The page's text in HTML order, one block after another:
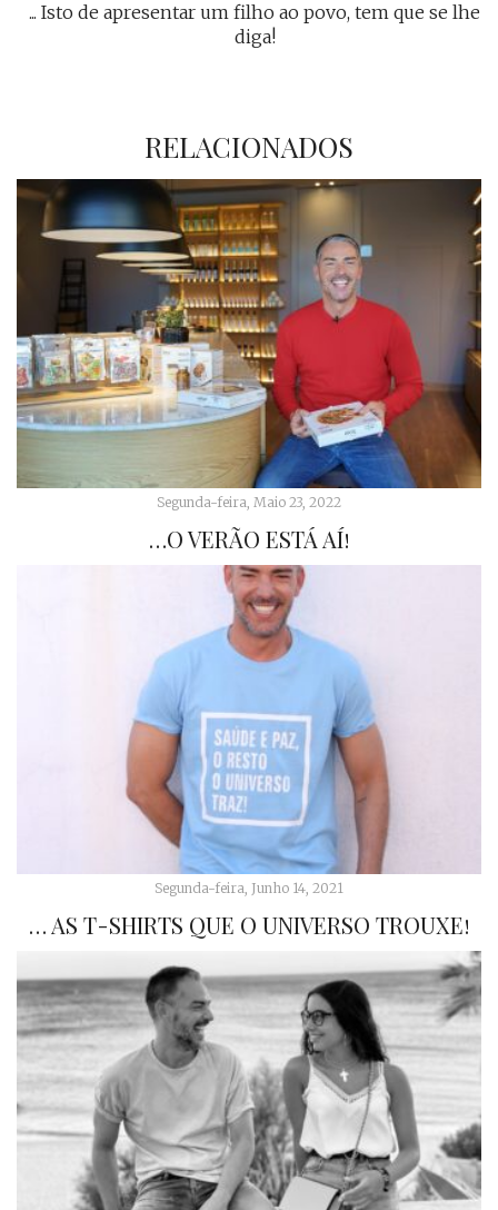
... Isto de apresentar um filho ao povo, tem que se lhe
diga!
RELACIONADOS
Segunda-feira, Maio 23, 2022
…O VERÃO ESTÁ AÍ!
Segunda-feira, Junho 14, 2021
… AS T-SHIRTS QUE O UNIVERSO TROUXE!